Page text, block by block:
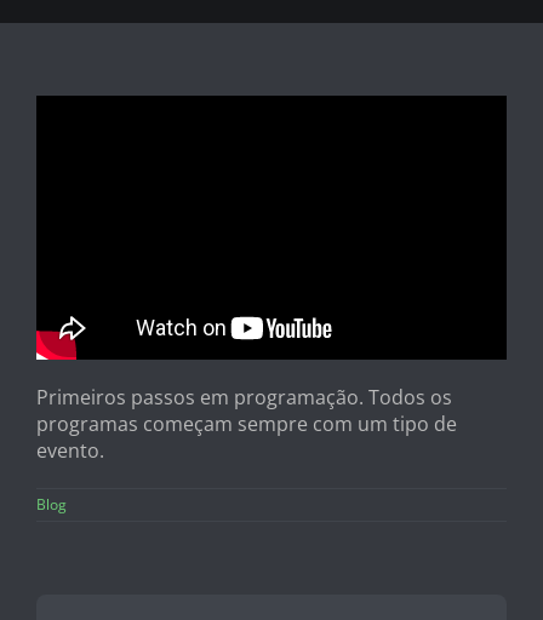
Primeiros passos em programação. Todos os
programas começam sempre com um tipo de
evento.
Blog